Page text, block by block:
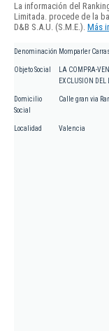
La información del
Limitada. procede de la
D&B S.A.U. (S.M.E.). Más
Denominación Momparler
Objeto Social
LA COMPRA-
EXCLUSION
Domicilio
Social
Calle gran via
Localidad Valencia